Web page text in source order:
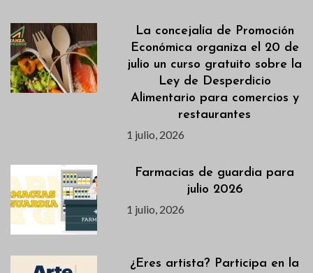
La concejalía de Promoción
Económica organiza el 20 de
julio un curso gratuito sobre la
Ley de Desperdicio
Alimentario para comercios y
restaurantes
1 julio, 2026
Farmacias de guardia para
julio 2026
1 julio, 2026
¿Eres artista? Participa en la